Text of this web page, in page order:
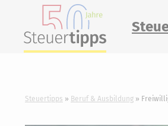
Steuertipps Beruf & Ausbildung